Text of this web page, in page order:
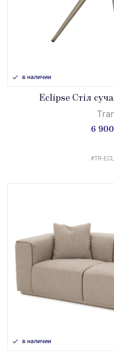
в наличии
Eclipse Стіл
6
#TR-
в наличии